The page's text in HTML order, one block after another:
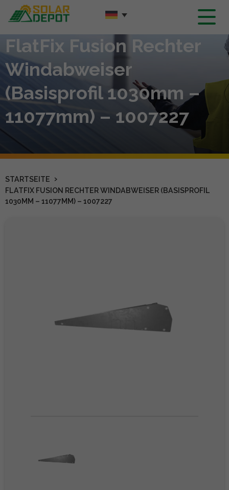
Hauptinhalt
FlatFix Fusion Rechter
Windabweiser
(Basisprofil 1030mm –
11077mm) – 1007227
STARTSEITE ›
FLATFIX FUSION RECHTER WINDABWEISER (BASISPROFIL
1030MM – 11077MM) – 1007227